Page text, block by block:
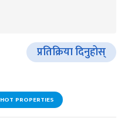
प्रतिक्रिया दिनुहोस्
HOT PROPERTIES